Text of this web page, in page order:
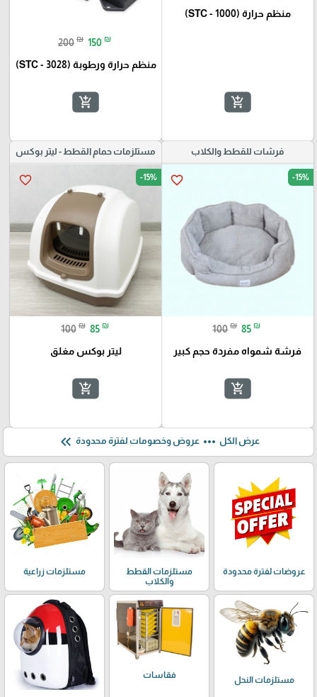
منظم حرارة (STC - 1000)
add_shopping_cart
200 ₪ 150 ₪
منظم حرارة ورطوبة (STC - 3028)
add_shopping_cart
فرشات للقطط والكلاب
favorite_border -15%
100 ₪ 85 ₪
فرشة شمواه مفردة حجم كبير
add_shopping_cart
مستلزمات حمام القطط - ليتر بوكس
favorite_border -15%
100 ₪ 85 ₪
ليتر بوكس مغلق
add_shopping_cart
عرض الكل more_horiz عروض وخصومات لفترة محدودة keyboard_double_arrow_left
عروضات لفترة محدودة
مستلزمات القطط
والكلاب
مستلزمات زراعية
مستلزمات النحل
فقاسات